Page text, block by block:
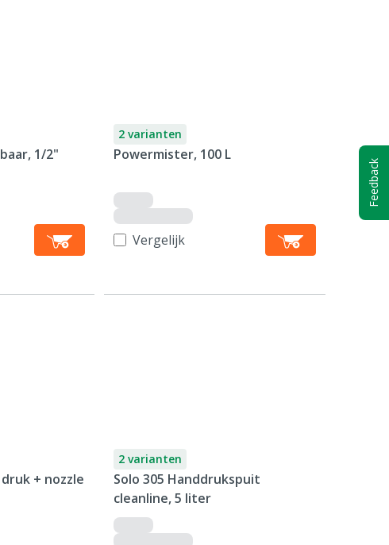
1/2"
2 varianten
Powermister, 100 L
Vergelijk
+ nozzle
2 varianten
Solo 305 Handdrukspuit
cleanline, 5 liter
Feedback